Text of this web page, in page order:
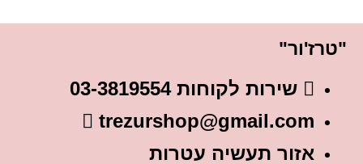
"טרז'ור"
שירות לקוחות 03-3819554
trezurshop@gmail.com
אזור תעשיה עטרות